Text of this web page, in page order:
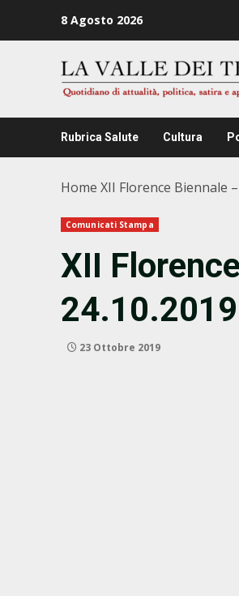
8 Agosto 2026
Rubrica Salute Cultura
Home XII Florence Biennale
Comunicati Stampa
XII
24.10.2019
23 Ottobre 2019